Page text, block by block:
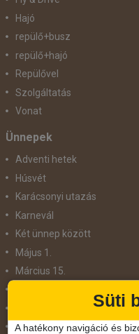
Hajó
repülő+busz
repülő+hajó
Repülővel
Szolgáltatás
Vonat
Ünnepek
Adventi hetek
Húsvét
Karácsonyi utazás
Karnevál
Két ünnep között
Május 1.
Március 15.
November 1.
Süti
A hatékony navigáció és